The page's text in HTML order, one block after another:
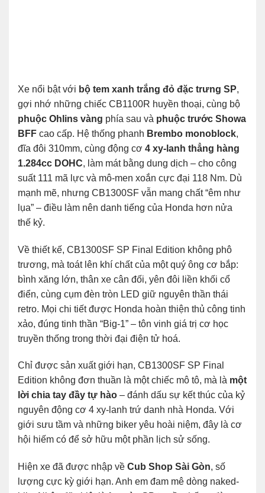
Xe nổi bật với bộ tem xanh trắng đỏ đặc trưng SP,
gợi nhớ những chiếc CB1100R huyền thoại, cùng bộ
phuộc Ohlins vàng phía sau và phuộc trước Showa
BFF cao cấp. Hệ thống phanh Brembo monoblock,
đĩa đôi 310mm, cùng động cơ 4 xy-lanh thẳng hàng
1.284cc DOHC, làm mát bằng dung dịch – cho công
suất 111 mã lực và mô-men xoắn cực đại 118 Nm. Dù
mạnh mẽ, nhưng CB1300SF vẫn mang chất “êm như
lụa” – điều làm nên danh tiếng của Honda hơn nửa
thế kỷ.
Về thiết kế, CB1300SF SP Final Edition không phô
trương, mà toát lên khí chất của một quý ông cơ bắp:
bình xăng lớn, thân xe cân đối, yên đôi liền khối cổ
điển, cùng cụm đèn tròn LED giữ nguyên thần thái
retro. Mọi chi tiết được Honda hoàn thiện thủ công tinh
xảo, đúng tinh thần “Big-1” – tôn vinh giá trị cơ học
truyền thống trong thời đại điện tử hoá.
Chỉ được sản xuất giới hạn, CB1300SF SP Final
Edition không đơn thuần là một chiếc mô tô, mà là một
lời chia tay đầy tự hào – đánh dấu sự kết thúc của kỷ
nguyên động cơ 4 xy-lanh trứ danh nhà Honda. Với
giới sưu tầm và những biker yêu hoài niệm, đây là cơ
hội hiếm có để sở hữu một phần lịch sử sống.
Hiện xe đã được nhập về Cub Shop Sài Gòn, số
lượng cực kỳ giới hạn. Anh em đam mê dòng naked-